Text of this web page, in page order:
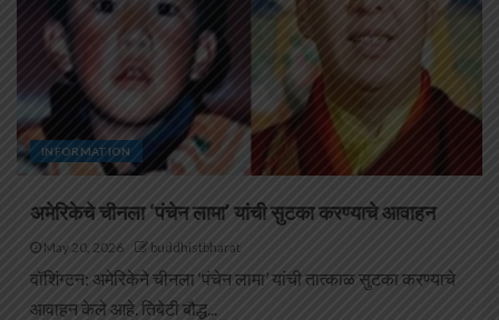
INFORMATION
अमेरिकेचे चीनला ‘पंचेन लामा’ यांची सुटका करण्याचे आवाहन
May 20, 2026 buddhistbharat
वॉशिंग्टन: अमेरिकेने चीनला ‘पंचेन लामा’ यांची तात्काळ सुटका करण्याचे
आवाहन केले आहे. तिबेटी बौद्ध...